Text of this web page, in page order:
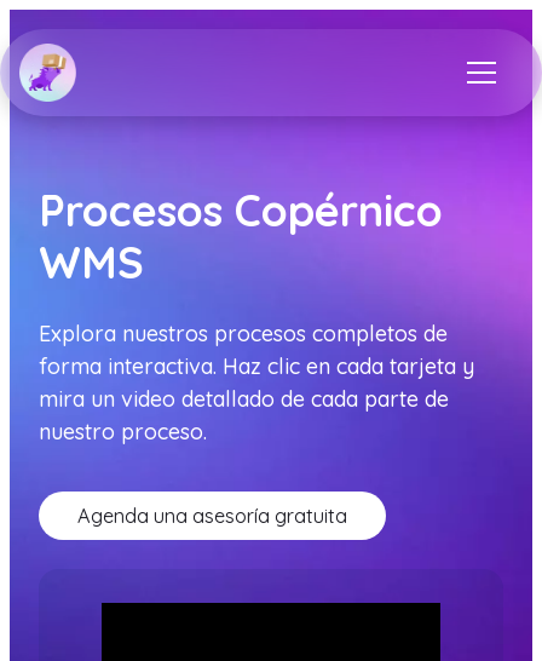
Procesos Copérnico
WMS
Explora nuestros procesos completos de
forma interactiva. Haz clic en cada tarjeta y
mira un video detallado de cada parte de
nuestro proceso.
Agenda una asesoría gratuita